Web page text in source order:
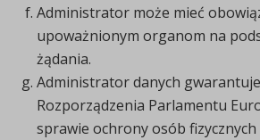
Administrator może mieć
upoważnionym organom na
żądania.
Administrator danych
Rozporządzenia Parlamentu
sprawie ochrony osób